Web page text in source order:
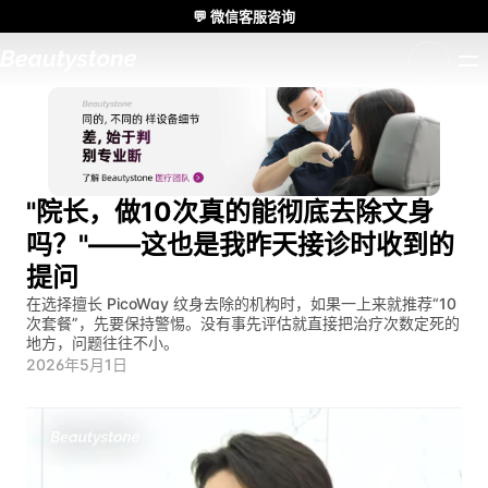
"院长，做10次真的能彻底去除文身
吗？"——这也是我昨天接诊时收到的
提问
在选择擅长 PicoWay 纹身去除的机构时，如果一上来就推荐“10
次套餐”，先要保持警惕。没有事先评估就直接把治疗次数定死的
地方，问题往往不小。
2026年5月1日
💬 微信客服咨询
🌸 Beautystone诊所出席 Meditox 曼谷 Cadaver workshop 🌸